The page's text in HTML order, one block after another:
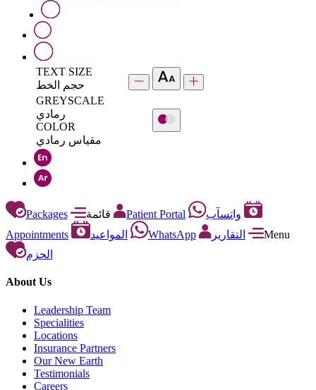
TEXT SIZE
حجم الخط
GREYSCALE
رمادي
COLOR
مقياس رمادي
Packages Patient Portal
واتسآب
Appointments
المواعيد WhatsApp التقارير
Menu
الحزم
About Us
Leadership Team
Specialities
Locations
Insurance Partners
Our New Earth
Testimonials
Careers